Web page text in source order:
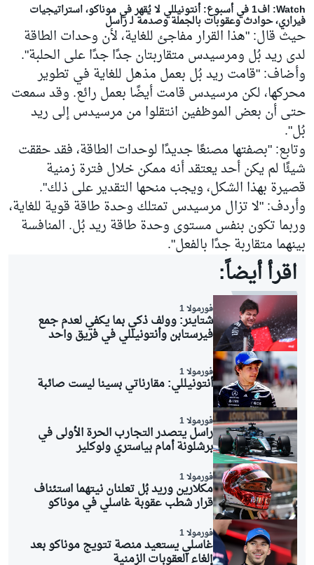
Watch: اف1 في أسبوع: أنتونيللي لا يُقهر في موناكو، استراتيجيات
فيراري، حوادث وعقوبات بالجملة وصدمة لـ راسل
حيث قال: "هذا القرار مفاجئ للغاية، لأن وحدات الطاقة
لدى ريد بُل ومرسيدس متقاربتان جدًا جدًا على الحلبة".
وأضاف: "قامت ريد بُل بعمل مذهل للغاية في تطوير
محركها، لكن مرسيدس قامت أيضًا بعمل رائع. وقد سمعت
حتى أن بعض الموظفين انتقلوا من مرسيدس إلى ريد
بُل".
وتابع: "بصفتها مصنعًا جديدًا لوحدات الطاقة، فقد حققت
شيئًا لم يكن أحد يعتقد أنه ممكن خلال فترة زمنية
قصيرة بهذا الشكل، ويجب منحها التقدير على ذلك".
وأردف: "لا تزال مرسيدس تمتلك وحدة طاقة قوية للغاية،
وربما تكون بنفس مستوى وحدة طاقة ريد بُل. المنافسة
بينهما متقاربة جدًا بالفعل".
اقرأ أيضاً:
فورمولا 1
شتاينر: وولف ذكي بما يكفي لعدم جمع
فيرستابن وأنتونيللي في فريق واحد
فورمولا 1
أنتونيللي: مقارناتي بسينا ليست صائبة
فورمولا 1
راسل يتصدر التجارب الحرة الأولى في
برشلونة أمام بياستري ولوكلير
فورمولا 1
مكلارين وريد بُل تعلنان نيتهما استئناف
قرار شطب عقوبة غاسلي في موناكو
فورمولا 1
غاسلي يستعيد منصة تتويج موناكو بعد
إلغاء العقوبات الزمنية